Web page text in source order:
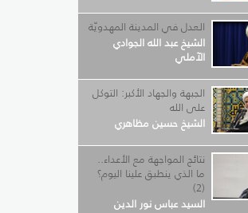
العدل في المدينة المهدويّة
الشيخ عبد الله الجوادي
الآملي
الجبهة والجهاد الأكبر: التوكل
على الله
الشيخ حسين مظاهري
نتائج المواجهة مع الأعداء..
ما الذي ينطبق علينا اليوم؟
(2)
السيد عباس نور الدين